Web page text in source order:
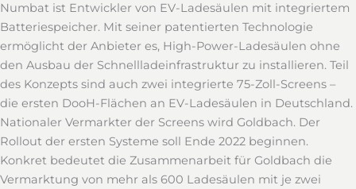
Numbat ist Entwickler von EV-Ladesäulen mit integriertem
Batteriespeicher. Mit seiner patentierten Technologie
ermöglicht der Anbieter es, High-Power-Ladesäulen ohne
den Ausbau der Schnellladeinfrastruktur zu installieren. Teil
des Konzepts sind auch zwei integrierte 75-Zoll-Screens –
die ersten DooH-Flächen an EV-Ladesäulen in Deutschland.
Nationaler Vermarkter der Screens wird Goldbach. Der
Rollout der ersten Systeme soll Ende 2022 beginnen.
Konkret bedeutet die Zusammenarbeit für Goldbach die
Vermarktung von mehr als 600 Ladesäulen mit je zwei